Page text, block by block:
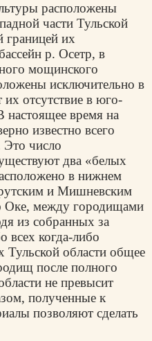
расположены
части Тульской
границей их
р. Осетр, в
мощинского
исключительно в
их отсутствие в юго-
настоящее время на
известно всего
Это число
два «белых
в нижнем
и Мишневским
Оке, между городищами
из собранных за
всех когда-либо
области общее
после полного
не превысит
полученные к
позволяют сделать